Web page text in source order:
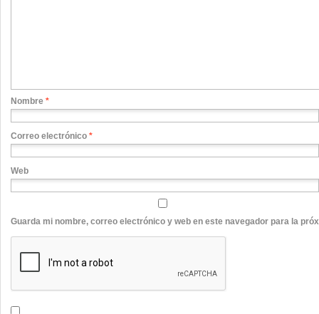
Nombre *
Correo electrónico *
Web
Guarda mi nombre, correo electrónico y web en este navegador para la